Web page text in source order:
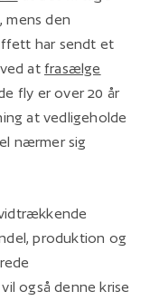
mens den
har sendt et
at frasælge
fly er over 20 år
at vedligeholde
nærmer sig
produktion og
også denne krise